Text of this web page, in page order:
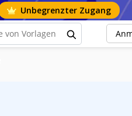
Unbegrenzter Zugang